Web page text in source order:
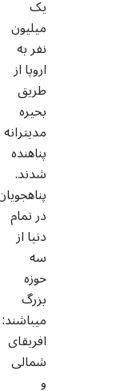
یک
میلیون
نفر به
اروپا از
طریق
بحیره
مدیترانه
پناهنده
شدند.
در تمام
دنیا از
سه
حوزه
بزرگ
میباشند:
افریقای
شمالی
و